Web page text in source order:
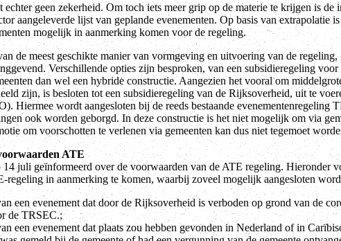
echter geen zekerheid. Om toch iets meer grip op de materie te krijgen is de
aangeleverde lijst van geplande evenementen. Op basis van extrapolatie
mogelijk in aanmerking komen voor de regeling.
de meest geschikte manier van vormgeving en uitvoering van de
Verschillende opties zijn besproken, van een subsidieregeling
dan wel een hybride constructie. Aangezien het vooral om
zijn, is besloten tot een subsidieregeling van de Rijksoverheid, uit te
Hiermee wordt aangesloten bij de reeds bestaande evenementenregeling
ook worden geborgd. In deze constructie is het niet mogelijk om via
om voorschotten te verlenen via gemeenten kan dus niet tegemoet
ATE
juli geïnformeerd over de voorwaarden van de ATE regeling. Hieronder
regeling in aanmerking te komen, waarbij zoveel mogelijk aangesloten
een evenement dat door de Rijksoverheid is verboden op grond van de
de TRSEC.;
een evenement dat plaats zou hebben gevonden in Nederland of in